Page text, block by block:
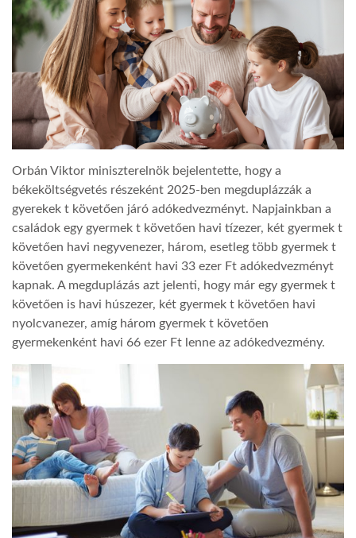
HÍR3D
TROPICALMAGAZIN
GLOBOTV
AFRIKA TUDÁSTÁR
A NAP SZÉPE
LINKTR.EE
GLOBOZSARU
DOBRAVERO.HU
LATIMO.HU
GLOBOBOOK
Orbán Viktor miniszterelnök bejelentette, hogy a
békeköltségvetés részeként 2025-ben megduplázzák a
gyerekek t követően járó adókedvezményt. Napjainkban a
családok egy gyermek t követően havi tízezer, két gyermek t
követően havi negyvenezer, három, esetleg több gyermek t
követően gyermekenként havi 33 ezer Ft adókedvezményt
kapnak. A megduplázás azt jelenti, hogy már egy gyermek t
követően is havi húszezer, két gyermek t követően havi
nyolcvanezer, amíg három gyermek t követően
gyermekenként havi 66 ezer Ft lenne az adókedvezmény.